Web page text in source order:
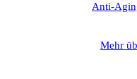
Anti-
Mehr